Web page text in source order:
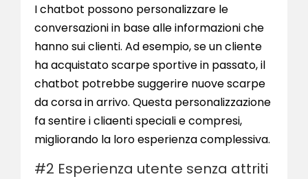
I chatbot possono personalizzare le
conversazioni in base alle informazioni che
hanno sui clienti. Ad esempio, se un cliente
ha acquistato scarpe sportive in passato, il
chatbot potrebbe suggerire nuove scarpe
da corsa in arrivo. Questa personalizzazione
fa sentire i cliaenti speciali e compresi,
migliorando la loro esperienza complessiva.
#2 Esperienza utente senza attriti